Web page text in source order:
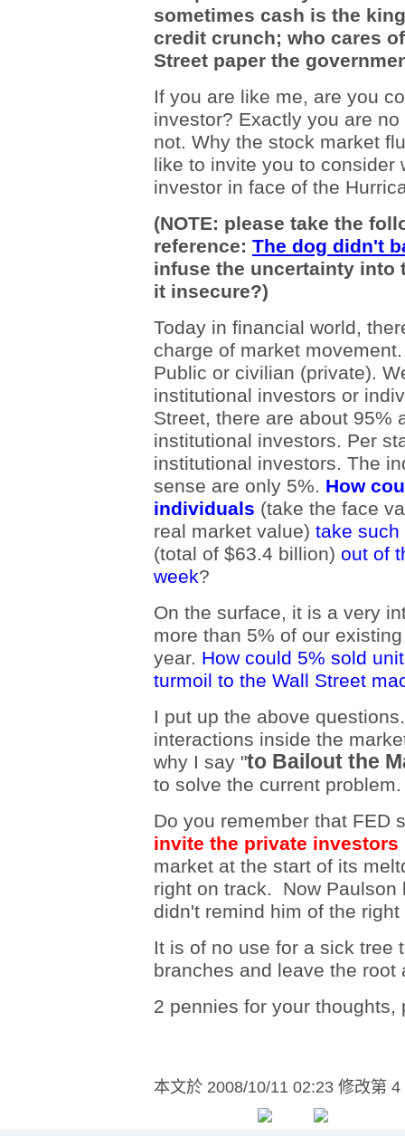
sometimes cash is the
credit crunch; who cares
Street paper the
If you are like me, are you
investor? Exactly you are
not. Why the stock market
like to invite you to consider
investor in face of the
(NOTE: please take the
reference: The dog didn't
infuse the uncertainty into
it insecure?)
Today in financial world,
charge of market
Public or civilian (private).
institutional investors or
Street, there are about 95%
institutional investors. Per
institutional investors. The
sense are only 5%. How
individuals (take the face
real market value) take such
(total of $63.4 billion) out of
week?
On the surface, it is a very
more than 5% of our
year. How could 5% sold
turmoil to the Wall Street
I put up the above
interactions inside the
why I say "to Bailout the
to solve the current
Do you remember that FED
invite the private
market at the start of its
right on track. Now Paulson
didn't remind him of the
It is of no use for a sick tree
branches and leave the root
2 pennies for your thoughts,
本文於 2008/10/11 02:23 修改第 4